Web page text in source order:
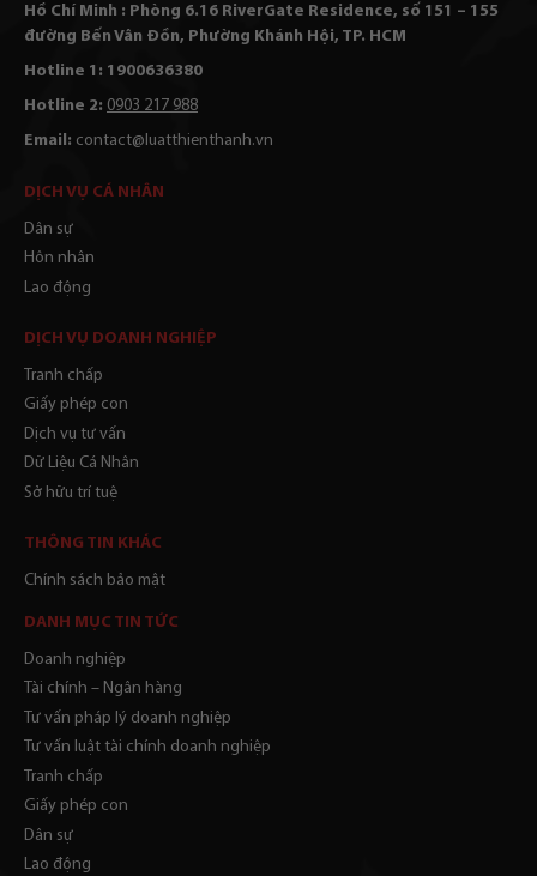
Hồ Chí Minh : Phòng 6.16 RiverGate Residence, số 151 – 155
đường Bến Vân Đồn, Phường Khánh Hội, TP. HCM
Hotline 1: 1900636380
Hotline 2: 0903 217 988
Email: contact@luatthienthanh.vn
DỊCH VỤ CÁ NHÂN
Dân sự
Hôn nhân
Lao động
DỊCH VỤ DOANH NGHIỆP
Tranh chấp
Giấy phép con
Dịch vụ tư vấn
Dữ Liệu Cá Nhân
Sở hữu trí tuệ
THÔNG TIN KHÁC
Chính sách bảo mật
DANH MỤC TIN TỨC
Doanh nghiệp
Tài chính – Ngân hàng
Tư vấn pháp lý doanh nghiệp
Tư vấn luật tài chính doanh nghiệp
Tranh chấp
Giấy phép con
Dân sự
Lao động